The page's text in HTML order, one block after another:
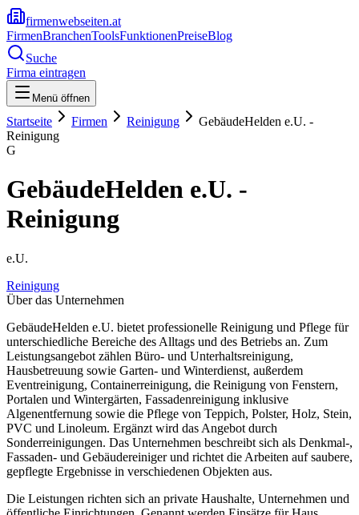
firmenwebseiten.at
FirmenBranchenToolsFunktionenPreiseBlog
Suche
Firma eintragen
Menü öffnen
Startseite Firmen Reinigung
GebäudeHelden e.U. -
Reinigung
G
GebäudeHelden e.U. -
Reinigung
e.U.
Reinigung
Über das Unternehmen
GebäudeHelden e.U. bietet professionelle Reinigung und Pflege für
unterschiedliche Bereiche des Alltags und des Betriebs an. Zum
Leistungsangebot zählen Büro- und Unterhaltsreinigung,
Hausbetreuung sowie Garten- und Winterdienst, außerdem
Eventreinigung, Containerreinigung, die Reinigung von Fenstern,
Portalen und Wintergärten, Fassadenreinigung inklusive
Algenentfernung sowie die Pflege von Teppich, Polster, Holz, Stein,
PVC und Linoleum. Ergänzt wird das Angebot durch
Sonderreinigungen. Das Unternehmen beschreibt sich als Denkmal-,
Fassaden- und Gebäudereiniger und richtet die Arbeiten auf saubere,
gepflegte Ergebnisse in verschiedenen Objekten aus.
Die Leistungen richten sich an private Haushalte, Unternehmen und